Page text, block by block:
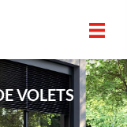
VOLETS